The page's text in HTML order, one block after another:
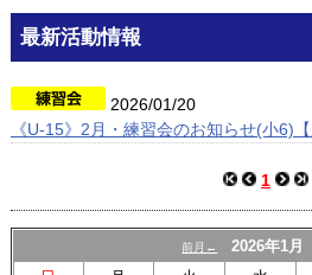
プロフィール
スタッフ/選手一覧
スケジュール
最新活動情報
2026/01/20
《U-15》2月・練習会のお知らせ(小6)
1
前月← 2026年1月